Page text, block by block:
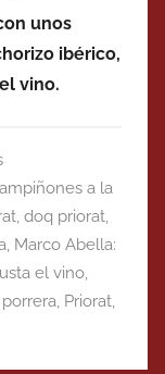
unos
ibérico,
vino.
a la
, doq priorat,
, Marco Abella:
el vino,
porrera, Priorat,